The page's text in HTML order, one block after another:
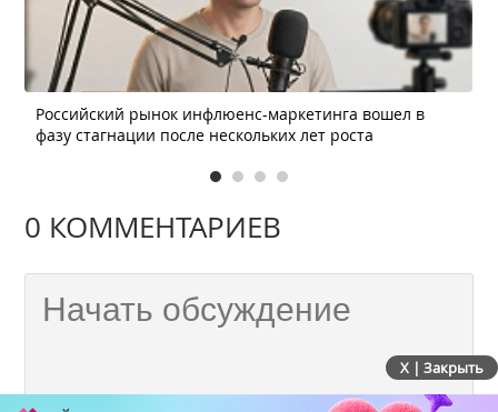
Российский рынок инфлюенс-маркетинга вошел в
фазу стагнации после нескольких лет роста
0 КОММЕНТАРИЕВ
X | Закрыть